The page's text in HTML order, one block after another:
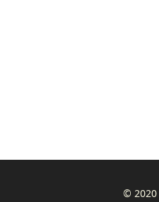
© 2020